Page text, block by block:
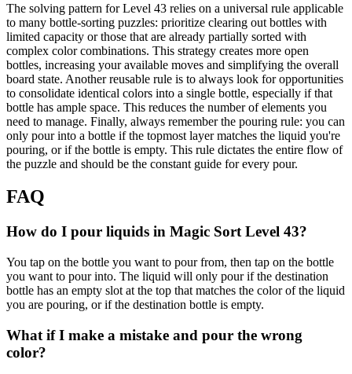
The solving pattern for Level 43 relies on a universal rule applicable
to many bottle-sorting puzzles: prioritize clearing out bottles with
limited capacity or those that are already partially sorted with
complex color combinations. This strategy creates more open
bottles, increasing your available moves and simplifying the overall
board state. Another reusable rule is to always look for opportunities
to consolidate identical colors into a single bottle, especially if that
bottle has ample space. This reduces the number of elements you
need to manage. Finally, always remember the pouring rule: you can
only pour into a bottle if the topmost layer matches the liquid you're
pouring, or if the bottle is empty. This rule dictates the entire flow of
the puzzle and should be the constant guide for every pour.
FAQ
How do I pour liquids in Magic Sort Level 43?
You tap on the bottle you want to pour from, then tap on the bottle
you want to pour into. The liquid will only pour if the destination
bottle has an empty slot at the top that matches the color of the liquid
you are pouring, or if the destination bottle is empty.
What if I make a mistake and pour the wrong
color?